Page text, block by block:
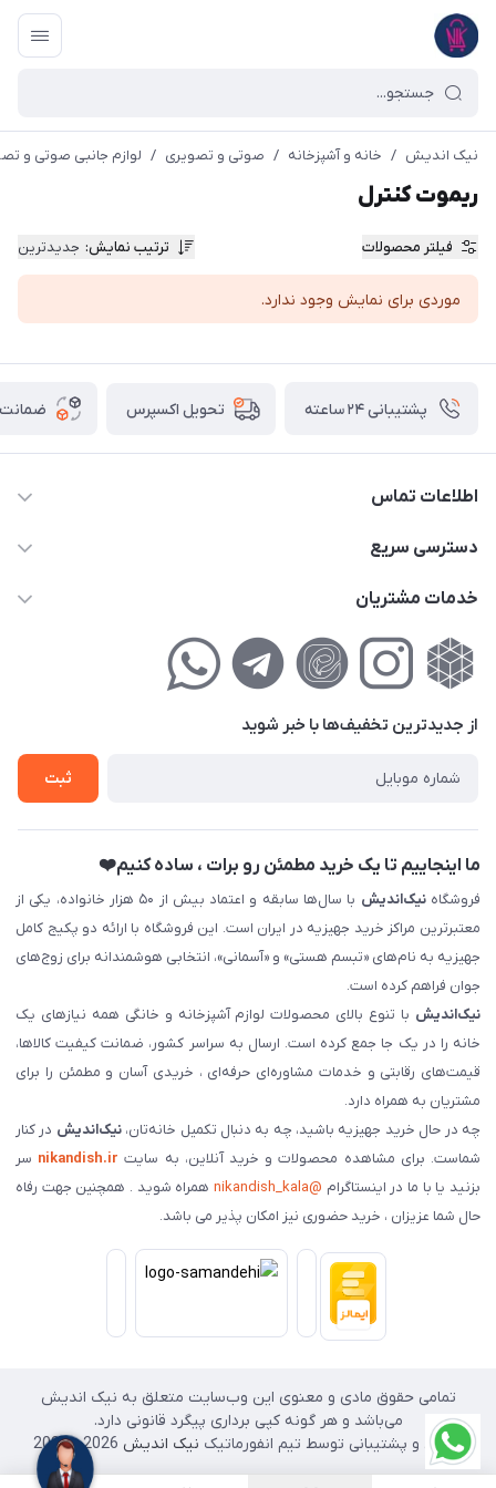
نیک اندیش / خانه و آشپزخانه / صوتی و تصویری / لوازم جانبی صوتی و
ریموت کنترل
فیلتر محصولات ترتیب نمایش: جدیدترین
موردی برای نمایش وجود ندارد.
پشتیبانی ۲۴ ساعته تحویل اکسپرس ضمانت
اطلاعات تماس
02177111474
کوچه گلریز 4 غربی ، پلاک 13
دسترسی سریع
حساب کاربری
لیست محصولات
خدمات مشتریان
راهنمای‌خرید‌آنلاین
حریم خصوصی
فروش‌اقساطی
از جدید‌ترین تخفیف‌ها با‌ خبر شوید
ثبت
ما اینجاییم تا یک خرید مطمئن رو برات ، ساده کنیم❤️
فروشگاهنیک‌اندیش
با سال‌ها سابقه و اعتماد بیش از ۵۰ هزار خانواده، یکی از
معتبرترین مراکز خرید جهیزیه در ایران است. این فروشگاه با ارائه دو پکیج کامل
جهیزیه به نام‌های «تبسم هستی» و «آسمانی»، انتخابی هوشمندانه برای زوج‌های
جوان فراهم کرده است.
نیک‌اندیش با تنوع بالای محصولات لوازم آشپزخانه و خانگی همه نیازهای یک
خانه را در یک جا جمع کرده است. ارسال به سراسر کشور، ضمانت کیفیت کالاها،
قیمت‌های رقابتی و خدمات مشاوره‌ای حرفه‌ای ، خریدی آسان و مطمئن را برای
مشتریان به همراه دارد.
چه در حال خرید جهیزیه باشید، چه به دنبال تکمیل خانه‌تان،نیک‌اندیش در کنار
شماست. برای مشاهده محصولات و خرید آنلاین، به سایت nikandish.ir سر
بزنید یا با ما در اینستاگرام @nikandish_kala
همراه شوید . همچنین جهت رفاه
حال شما عزیزان ، خرید حضوری نیز امکان پذیر می باشد.
تمامی حقوق مادی و معنوی این وب‌سایت متعلق به نیک اندیش
می‌باشد و هر گونه کپی برداری پیگرد قانونی دارد.
طراحی و پشتیبانی توسط تیم انفورماتیک نیک اندیش 2026 - 2025